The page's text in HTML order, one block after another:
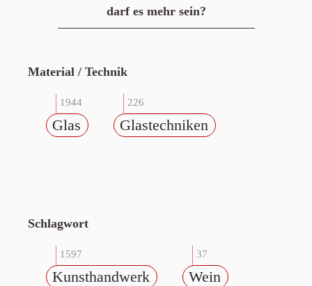
darf es mehr sein?
Material / Technik
1944
Glas
226
Glastechniken
Schlagwort
1597
Kunsthandwerk
37
Wein